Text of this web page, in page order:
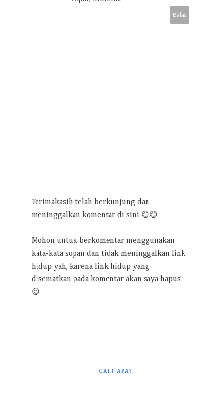
Balas
Terimakasih telah berkunjung dan
meninggalkan komentar di sini 😊😊
Mohon untuk berkomentar menggunakan
kata-kata sopan dan tidak meninggalkan link
hidup yah, karena link hidup yang
disematkan pada komentar akan saya hapus
😉
CARI APA?